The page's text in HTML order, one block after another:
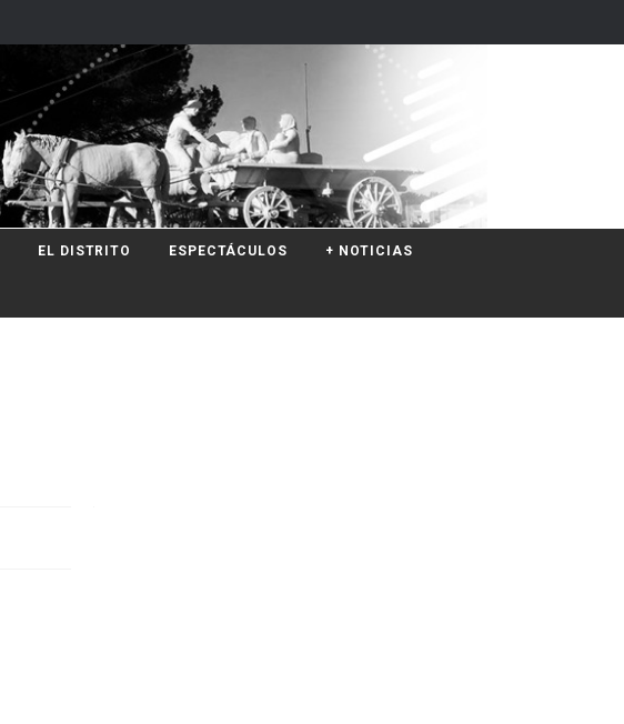
EL DISTRITO ESPECTÁCULOS + NOTICIAS